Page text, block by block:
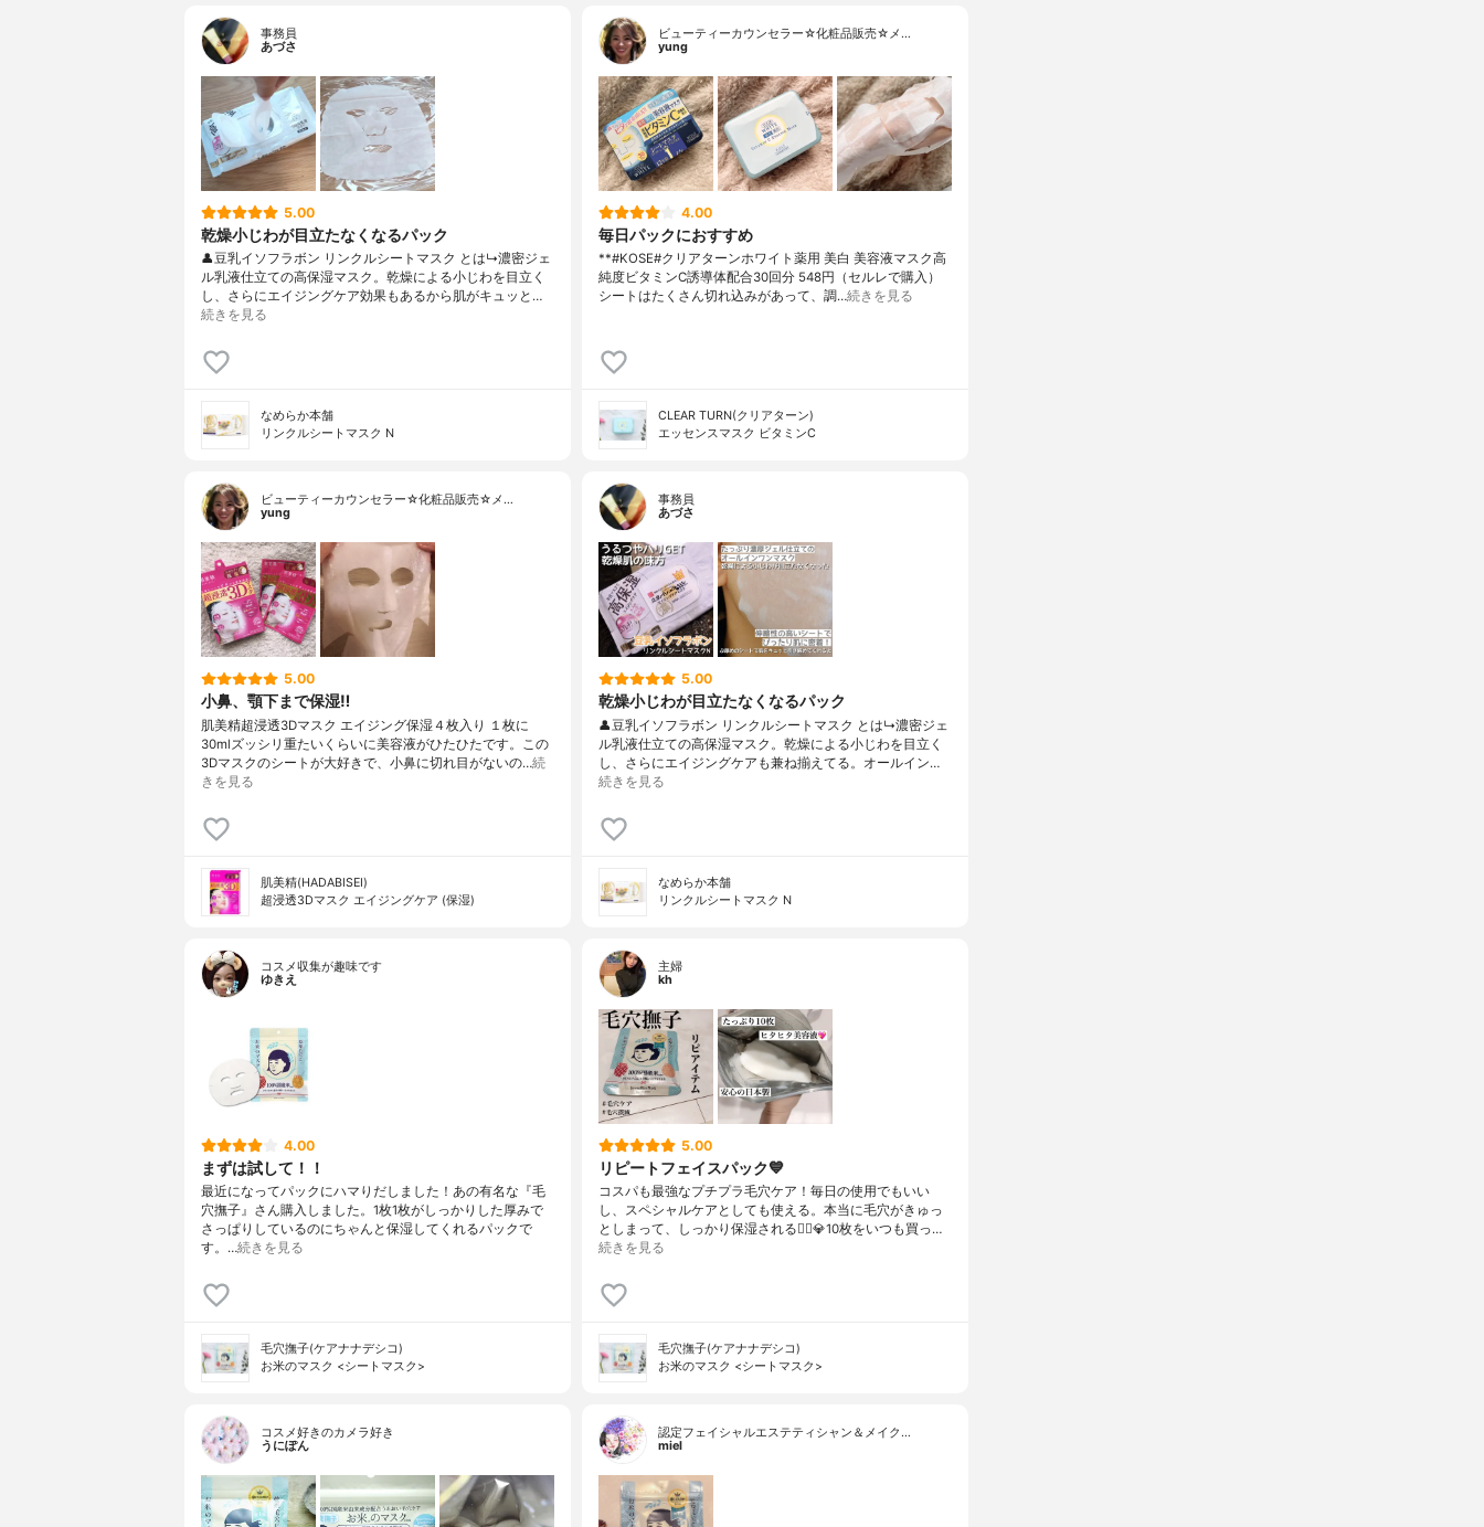
事務員
あづさ
5.00
乾燥小じわが目立たなくなるパック
👤豆乳イソフラボン リンクルシートマスク とは↳濃密ジェ
ル乳液仕立ての高保湿マスク。乾燥による小じわを目立く
し、さらにエイジングケア効果もあるから肌がキュッと…
続きを見る
なめらか本舗
リンクルシートマスク N
ビューティーカウンセラー☆化粧品販売☆メ…
yung
4.00
毎日パックにおすすめ
**#KOSE#クリアターンホワイト薬用 美白 美容液マスク高
純度ビタミンC誘導体配合⁡30回分 548円（セルレで購入）⁡
シートはたくさん切れ込みがあって、調…続きを見る
CLEAR TURN(クリアターン)
エッセンスマスク ビタミンC
ビューティーカウンセラー☆化粧品販売☆メ…
yung
5.00
小鼻、顎下まで保湿‼︎
肌美精超浸透3Dマスク エイジング保湿４枚入り １枚に
30mlズッシリ重たいくらいに美容液がひたひたです。この
3Dマスクのシートが大好きで、小鼻に切れ目がないの…続
きを見る
肌美精(HADABISEI)
超浸透3Dマスク エイジングケア (保湿)
事務員
あづさ
5.00
乾燥小じわが目立たなくなるパック
👤豆乳イソフラボン リンクルシートマスク とは↳濃密ジェ
ル乳液仕立ての高保湿マスク。乾燥による小じわを目立く
し、さらにエイジングケアも兼ね揃えてる。オールイン…
続きを見る
なめらか本舗
リンクルシートマスク N
コスメ収集が趣味です
ゆきえ
4.00
まずは試して！！
最近になってパックにハマりだしました！あの有名な『毛
穴撫子』さん購入しました。1枚1枚がしっかりした厚みで
さっぱりしているのにちゃんと保湿してくれるパックで
す。…続きを見る
毛穴撫子(ケアナナデシコ)
お米のマスク <シートマスク>
主婦
kh
5.00
リピートフェイスパック💙
コスパも最強なプチプラ毛穴ケア！毎日の使用でもいい
し、スペシャルケアとしても使える。本当に毛穴がきゅっ
としまって、しっかり保湿される🙆‍♀️💎10枚をいつも買っ…
続きを見る
毛穴撫子(ケアナナデシコ)
お米のマスク <シートマスク>
コスメ好きのカメラ好き
うにぽん
認定フェイシャルエステティシャン＆メイク…
miel